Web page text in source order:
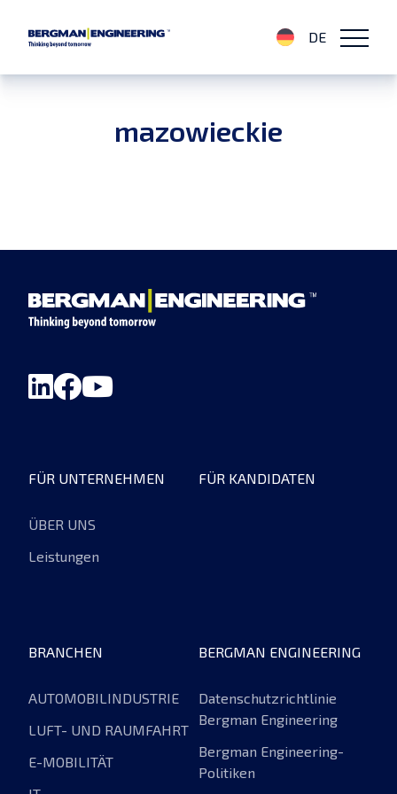
DE
mazowieckie
FÜR UNTERNEHMEN
ÜBER UNS
Leistungen
FÜR KANDIDATEN
BRANCHEN
AUTOMOBILINDUSTRIE
LUFT- UND RAUMFAHRT
E-MOBILITÄT
BERGMAN ENGINEERING
Datenschutzrichtlinie
Bergman Engineering
Bergman Engineering-
Politiken